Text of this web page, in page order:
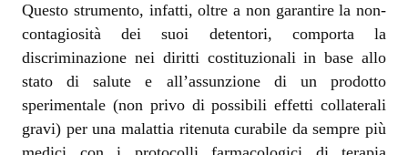
Questo strumento, infatti, oltre a non garantire la non-
contagiosità dei suoi detentori, comporta la
discriminazione nei diritti costituzionali in base allo
stato di salute e all’assunzione di un prodotto
sperimentale (non privo di possibili effetti collaterali
gravi) per una malattia ritenuta curabile da sempre più